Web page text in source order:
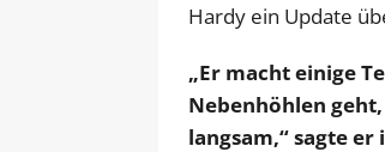
Hardy ein Update
„Er macht einige
Nebenhöhlen
langsam,“ sagte er